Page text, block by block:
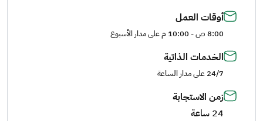
أوقات العمل
8:00 ص - 10:00 م على مدار الأسبوع
الخدمات الذاتية
24/7 على مدار الساعة
زمن الاستجابة
24 ساعة